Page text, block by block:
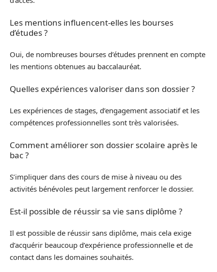
Les mentions influencent-elles les bourses
d’études ?
Oui, de nombreuses bourses d’études prennent en compte
les mentions obtenues au baccalauréat.
Quelles expériences valoriser dans son dossier ?
Les expériences de stages, d’engagement associatif et les
compétences professionnelles sont très valorisées.
Comment améliorer son dossier scolaire après le
bac ?
S’impliquer dans des cours de mise à niveau ou des
activités bénévoles peut largement renforcer le dossier.
Est-il possible de réussir sa vie sans diplôme ?
Il est possible de réussir sans diplôme, mais cela exige
d’acquérir beaucoup d’expérience professionnelle et de
contact dans les domaines souhaités.